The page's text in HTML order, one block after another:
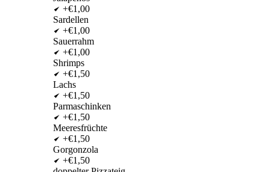
+€1,00
Sardellen
+€1,00
Sauerrahm
+€1,00
Shrimps
+€1,50
Lachs
+€1,50
Parmaschinken
+€1,50
Meeresfrüchte
+€1,50
Gorgonzola
+€1,50